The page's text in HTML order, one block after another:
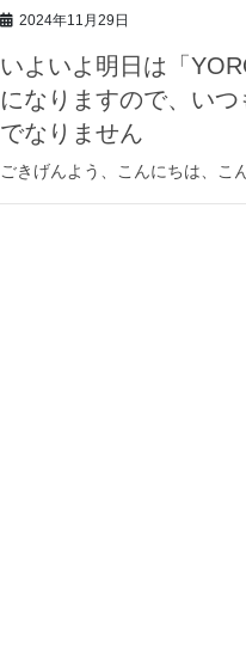
2024年11月29日
いよいよ明日は「
になりますので、い
でなりません
ごきげんよう、こんにちは、こ